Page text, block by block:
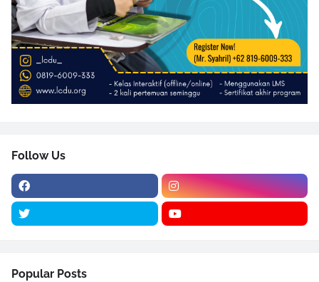
Follow Us
Popular Posts